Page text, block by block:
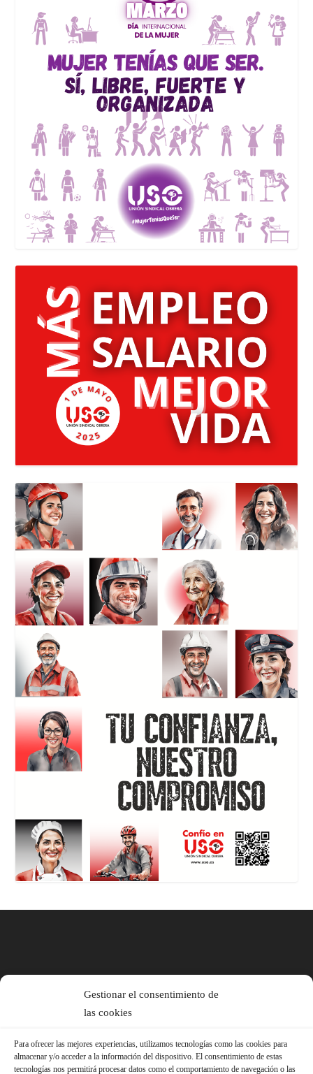
Gestionar el consentimiento de
las cookies
Para ofrecer las mejores experiencias, utilizamos tecnologías como las cookies para
almacenar y/o acceder a la información del dispositivo. El consentimiento de estas
tecnologías nos permitirá procesar datos como el comportamiento de navegación o las